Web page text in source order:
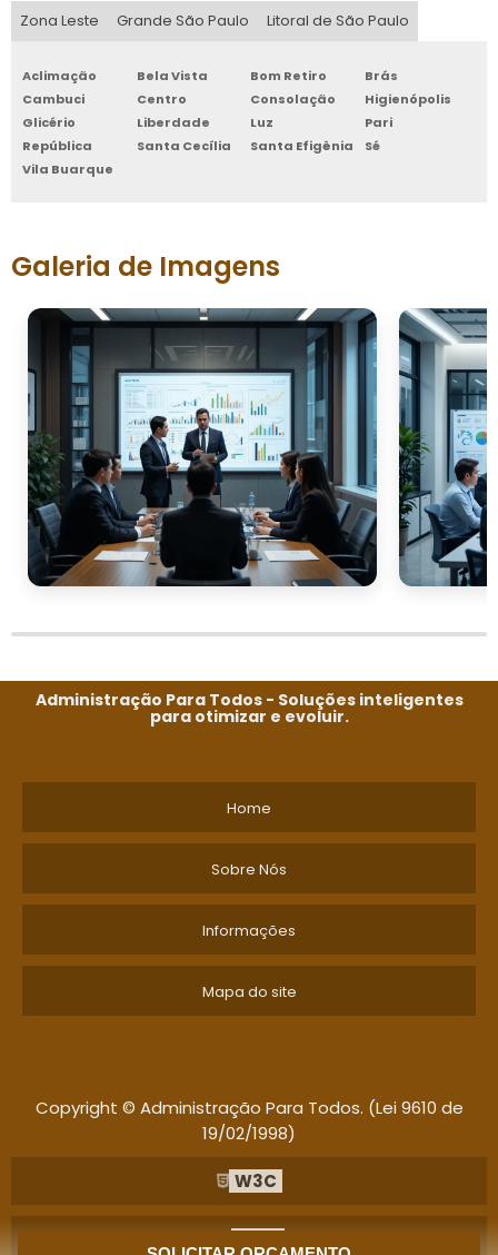
Zona Leste Grande São Paulo Litoral de São Paulo
Aclimação Bela Vista Bom Retiro
Brás
Cambuci
Centro Consolação
Higienópolis
Glicério
Liberdade Luz
Pari
República
Santa Cecília Santa Efigênia
Sé
Vila Buarque
Galeria de Imagens
Administração Para Todos - Soluções inteligentes
para otimizar e evoluir.
Home
Sobre Nós
Informações
Mapa do site
Copyright © Administração Para Todos. (Lei 9610 de
19/02/1998)
W3C